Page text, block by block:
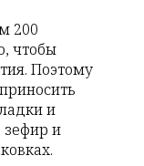
200
чтобы
Поэтому
и
и